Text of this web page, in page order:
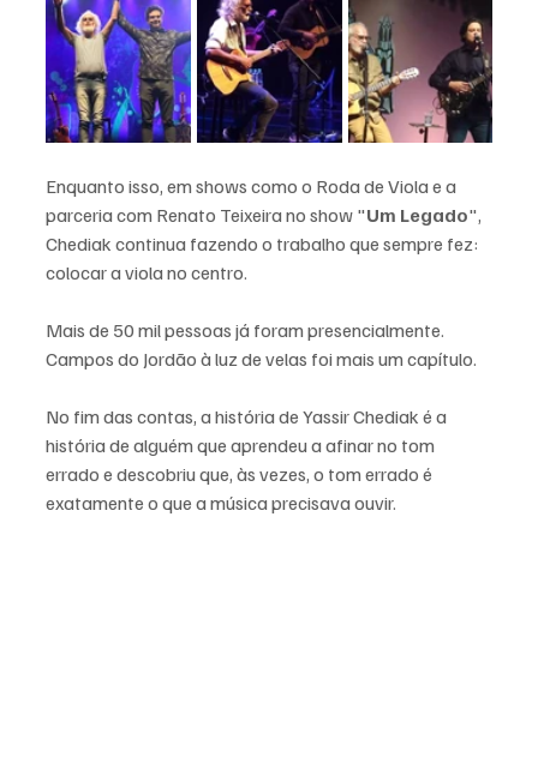
Enquanto isso, em shows como o Roda de Viola e a
parceria com Renato Teixeira no show "Um Legado",
Chediak continua fazendo o trabalho que sempre fez:
colocar a viola no centro.
Mais de 50 mil pessoas já foram presencialmente.
Campos do Jordão à luz de velas foi mais um capítulo.
No fim das contas, a história de Yassir Chediak é a
história de alguém que aprendeu a afinar no tom
errado e descobriu que, às vezes, o tom errado é
exatamente o que a música precisava ouvir.